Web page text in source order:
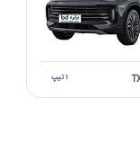
۱ تیپ